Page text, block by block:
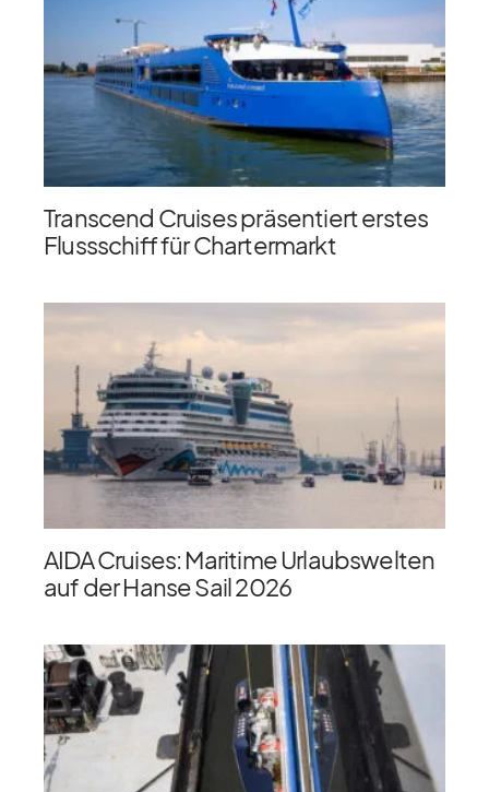
Transcend Cruises präsentiert erstes
Flussschiff für Chartermarkt
AIDA Cruises: Maritime Urlaubswelten
auf der Hanse Sail 2026